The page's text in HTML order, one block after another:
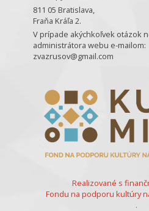
811 05 Bratislava,
Fraňa Kráľa 2.
V prípade akýchkoľvek otázok
administrátora webu e-mailom:
zvazrusov@gmail.com
Realizované s
Fondu na podporu kultúry
.